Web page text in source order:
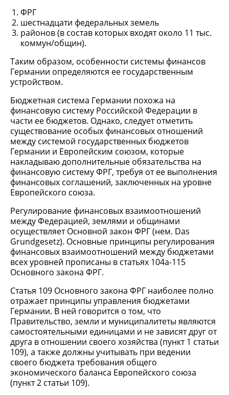
ФРГ
шестнадцати федеральных земель
районов (в состав которых входят около 11 тыс.
коммун/общин).
Таким образом, особенности системы финансов
Германии определяются ее государственным
устройством.
Бюджетная система Германии похожа на
финансовую систему Российской Федерации в
части ее бюджетов. Однако, следует отметить
существование особых финансовых отношений
между системой государственных бюджетов
Германии и Европейским союзом, которые
накладываю дополнительные обязательства на
финансовую систему ФРГ, требуя от ее выполнения
финансовых соглашений, заключенных на уровне
Европейского союза.
Регулирование финансовых взаимоотношений
между Федерацией, землями и общинами
осуществляет Основной закон ФРГ (нем. Das
Grundgesetz). Основные принципы регулирования
финансовых взаимоотношений между бюджетами
всех уровней прописаны в статьях 104а-115
Основного закона ФРГ.
Статья 109 Основного закона ФРГ наиболее полно
отражает принципы управления бюджетами
Германии. В ней говорится о том, что
Правительство, земли и муниципалитеты являются
самостоятельными единицами и не зависят друг от
друга в отношении своего хозяйства (пункт 1 статьи
109), а также должны учитывать при ведении
своего бюджета требования общего
экономического баланса Европейского союза
(пункт 2 статьи 109).